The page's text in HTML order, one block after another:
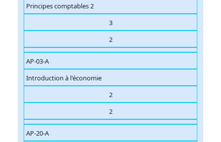
Principes comptables 2
3
2
AP-03-A
Introduction à l'économie
2
2
AP-20-A